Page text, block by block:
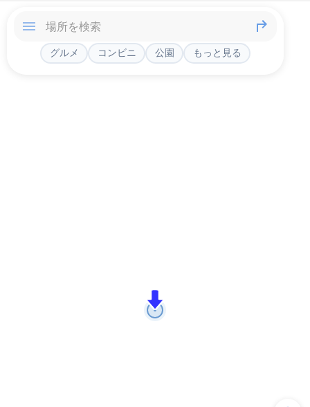
グルメ コンビニ 公園 もっと見る